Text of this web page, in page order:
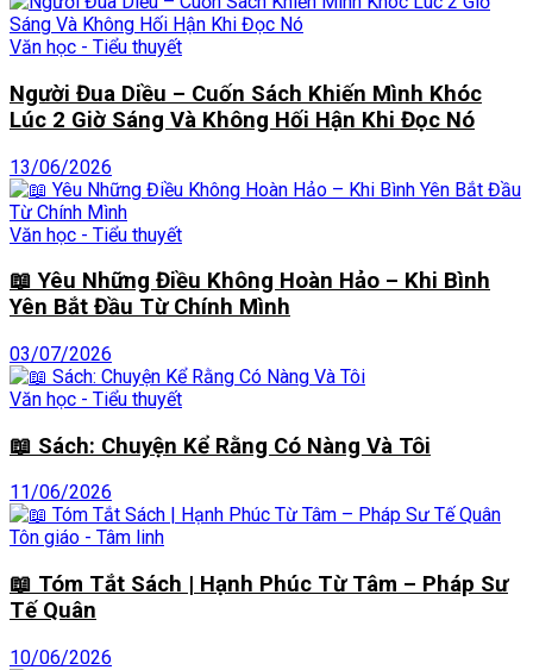
Văn học - Tiểu thuyết
Người Đua Diều – Cuốn Sách Khiến Mình Khóc
Lúc 2 Giờ Sáng Và Không Hối Hận Khi Đọc Nó
13/06/2026
Văn học - Tiểu thuyết
📖 Yêu Những Điều Không Hoàn Hảo – Khi Bình
Yên Bắt Đầu Từ Chính Mình
03/07/2026
Văn học - Tiểu thuyết
📖 Sách: Chuyện Kể Rằng Có Nàng Và Tôi
11/06/2026
Tôn giáo - Tâm linh
📖 Tóm Tắt Sách | Hạnh Phúc Từ Tâm – Pháp Sư
Tế Quân
10/06/2026